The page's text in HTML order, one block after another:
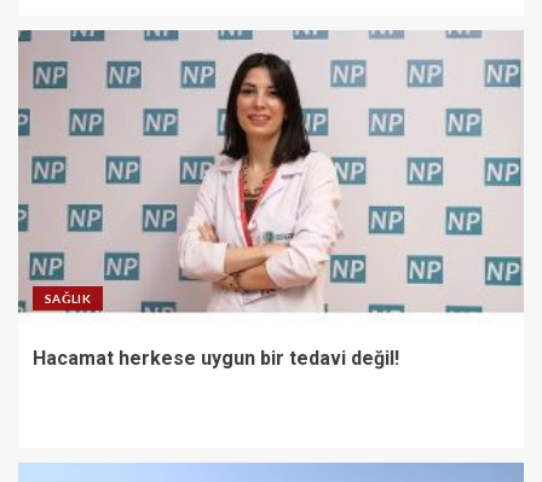
SAĞLIK
Hacamat herkese uygun bir tedavi değil!